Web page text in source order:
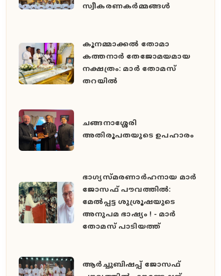
സ്വീകരണകർമ്മങ്ങൾ
കൂനമ്മാക്കൽ തോമാ
കത്തനാർ തേജോമയമായ
നക്ഷത്രം: മാർ തോമസ്
തറയിൽ
ചങ്ങനാശ്ശേരി
അതിരൂപതയുടെ ഉപഹാരം
ഭാഗ്യസ്മരണാർഹനായ മാർ
ജോസഫ് പൗവത്തിൽ:
മേൽപ്പട്ട ശുശ്രൂഷയുടെ
അനുപമ ഭാഷ്യം ! - മാർ
തോമസ് പാടിയത്ത്
ആർച്ചുബിഷപ്പ് ജോസഫ്